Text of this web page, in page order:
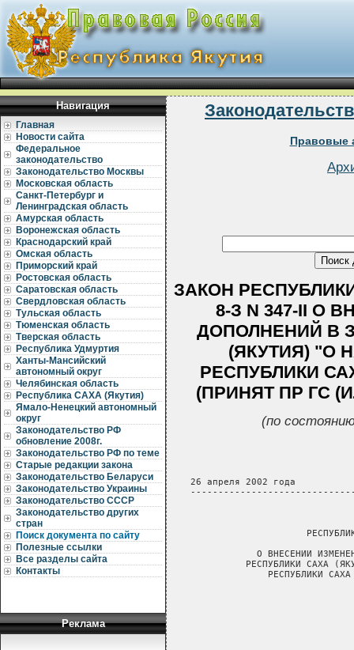
Навигация
Главная
Новости сайта
Федеральное
законодательство
Законодательство Москвы
Московская область
Санкт-Петербург и
Ленинградская область
Амурская область
Воронежская область
Краснодарский край
Омская область
Приморский край
Ростовская область
Саратовская область
Свердловская область
Тульская область
Тюменская область
Тверская область
Республика Удмуртия
Ханты-Мансийский
автономный округ
Челябинская область
Республика САХА (Якутия)
Ямало-Ненецкий автономный
округ
Законодательство РФ
обновление 2008г.
Законодательство РФ по теме
Старые редакции закона
Законодательство Беларуси
Законодательство Украины
Законодательство СССР
Законодательство других
стран
Поиск документа по сайту
Полезные ссылки
Все разделы сайта
Контакты
Реклама
Правовые
ЗАКОН
8-З N 347-II О
ДОПОЛНЕНИЙ В
(ЯКУТИЯ) "О
РЕСПУБЛИКИ
(ПРИНЯТ ПР ГС
(по
26 апреля 2002 года
О ВНЕСЕНИИ
РЕСПУБЛИКИ САХА
РЕСПУБЛИКИ